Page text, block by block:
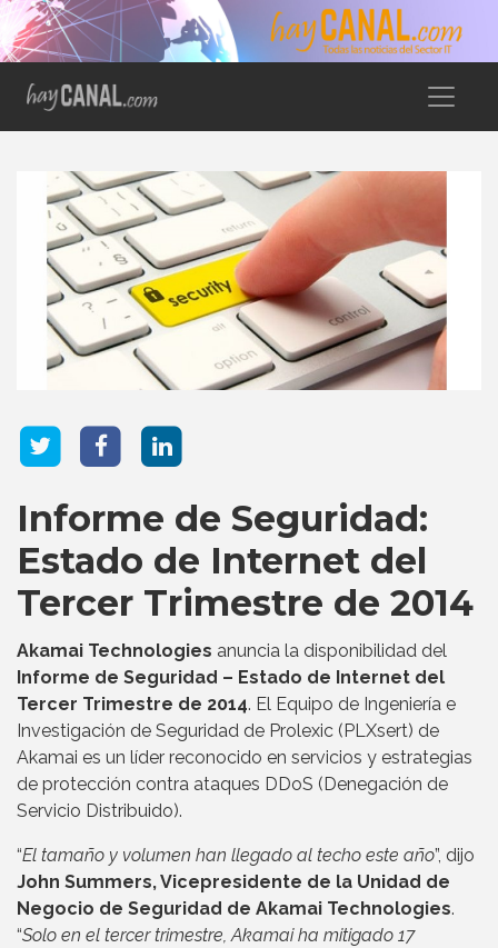
Informe de Seguridad:
Estado de Internet del
Tercer Trimestre de 2014
Akamai Technologies anuncia la disponibilidad del
Informe de Seguridad – Estado de Internet del
Tercer Trimestre de 2014. El Equipo de Ingeniería e
Investigación de Seguridad de Prolexic (PLXsert) de
Akamai es un líder reconocido en servicios y estrategias
de protección contra ataques DDoS (Denegación de
Servicio Distribuido).
“El tamaño y volumen han llegado al techo este año”, dijo
John Summers, Vicepresidente de la Unidad de
Negocio de Seguridad de Akamai Technologies.
“Solo en el tercer trimestre, Akamai ha mitigado 17